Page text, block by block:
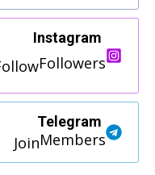
Instagram
Followers
Telegram
Members
Join